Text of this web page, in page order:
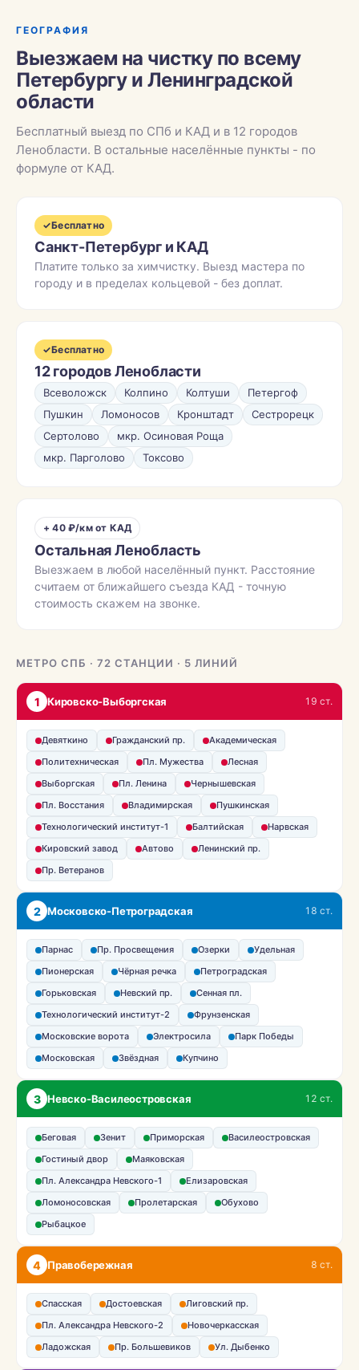
ГЕОГРАФИЯ
Выезжаем на чистку по всему
Петербургу и Ленинградской
области
Бесплатный выезд по СПб и КАД и в 12 городов
Ленобласти. В остальные населённые пункты - по
формуле от КАД.
✓Бесплатно
Санкт-Петербург и КАД
Платите только за химчистку. Выезд мастера по
городу и в пределах кольцевой - без доплат.
✓Бесплатно
12 городов Ленобласти
Всеволожск Колпино Колтуши
Петергоф
Пушкин
Ломоносов Кронштадт
Сестрорецк
Сертолово
мкр. Осиновая Роща
мкр. Парголово
Токсово
+ 40 ₽/км от КАД
Остальная Ленобласть
Выезжаем в любой населённый пункт. Расстояние
считаем от ближайшего съезда КАД - точную
стоимость скажем на звонке.
МЕТРО СПБ · 72 СТАНЦИИ · 5 ЛИНИЙ
1 Кировско-Выборгская 19 ст.
Девяткино Гражданский пр.
Академическая
Политехническая
Пл. Мужества
Лесная
Выборгская
Пл. Ленина
Чернышевская
Пл. Восстания
Владимирская
Пушкинская
Технологический институт-1
Балтийская
Нарвская
Кировский завод
Автово
Ленинский пр.
Пр. Ветеранов
2 Московско-Петроградская 18 ст.
Парнас Пр. Просвещения Озерки
Удельная
Пионерская
Чёрная речка
Петроградская
Горьковская
Невский пр.
Сенная пл.
Технологический институт-2
Фрунзенская
Московские ворота
Электросила
Парк Победы
Московская
Звёздная Купчино
3 Невско-Василеостровская 12 ст.
Беговая Зенит Приморская
Василеостровская
Гостиный двор
Маяковская
Пл. Александра Невского-1
Елизаровская
Ломоносовская
Пролетарская
Обухово
Рыбацкое
4 Правобережная 8 ст.
Спасская Достоевская
Лиговский пр.
Пл. Александра Невского-2
Новочеркасская
Ладожская
Пр. Большевиков Ул. Дыбенко